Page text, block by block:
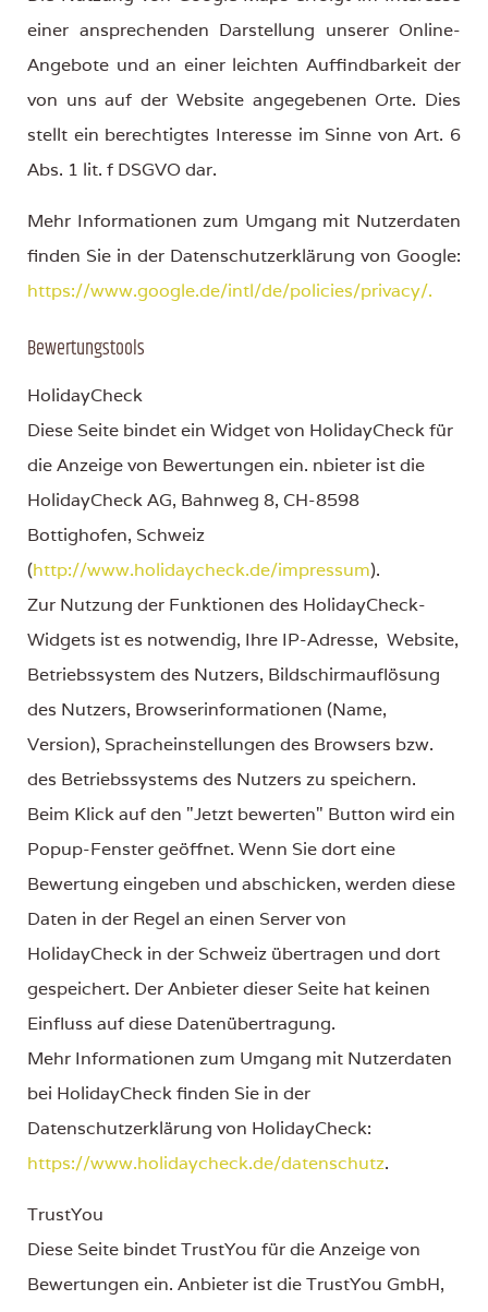
einer ansprechenden Darstellung unserer Online-
Angebote und an einer leichten Auffindbarkeit der
von uns auf der Website angegebenen Orte. Dies
stellt ein berechtigtes Interesse im Sinne von Art. 6
Abs. 1 lit. f DSGVO dar.
Mehr Informationen zum Umgang mit Nutzerdaten
finden Sie in der Datenschutzerklärung von Google:
https://www.google.de/intl/de/policies/privacy/.
Bewertungstools
HolidayCheck
Diese Seite bindet ein Widget von HolidayCheck für
die Anzeige von Bewertungen ein. nbieter ist die
HolidayCheck AG, Bahnweg 8, CH-8598
Bottighofen, Schweiz
(http://www.holidaycheck.de/impressum).
Zur Nutzung der Funktionen des HolidayCheck-
Widgets ist es notwendig, Ihre IP-Adresse, Website,
Betriebssystem des Nutzers, Bildschirmauflösung
des Nutzers, Browserinformationen (Name,
Version), Spracheinstellungen des Browsers bzw.
des Betriebssystems des Nutzers zu speichern.
Beim Klick auf den "Jetzt bewerten" Button wird ein
Popup-Fenster geöffnet. Wenn Sie dort eine
Bewertung eingeben und abschicken, werden diese
Daten in der Regel an einen Server von
HolidayCheck in der Schweiz übertragen und dort
gespeichert. Der Anbieter dieser Seite hat keinen
Einfluss auf diese Datenübertragung.
Mehr Informationen zum Umgang mit Nutzerdaten
bei HolidayCheck finden Sie in der
Datenschutzerklärung von HolidayCheck:
https://www.holidaycheck.de/datenschutz.
TrustYou
Diese Seite bindet TrustYou für die Anzeige von
Bewertungen ein. Anbieter ist die TrustYou GmbH,